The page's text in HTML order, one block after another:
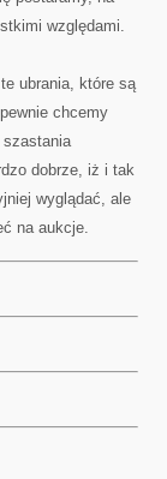
względami.
ubrania, które są
chcemy
szastania
dobrze, iż i tak
wyglądać, ale
na aukcje.